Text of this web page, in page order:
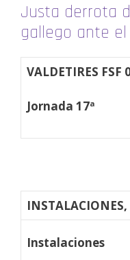
Justa derrota
gallego ante el
VALDETIRES FSF
Jornada 17ª
Instalaciones